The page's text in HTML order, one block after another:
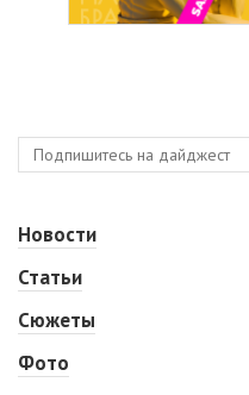
Новости
Статьи
Сюжеты
Фото